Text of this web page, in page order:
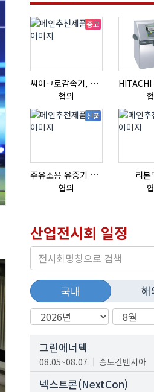
중고
싸이크로감속기, 감속기제작
협의
신품
주유소용 유증기 회수장치, 유증기 회수장치, 방폭형, 방폭형 유증기 회수장치
협의
리본
산업전시회 일정
국내 해
그린에너텍
08.05~08.07 송도컨벤시아
넥스트콘(NextCon)